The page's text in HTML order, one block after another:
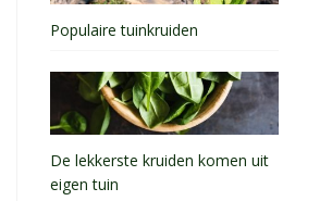
Populaire tuinkruiden
De lekkerste kruiden komen uit
eigen tuin